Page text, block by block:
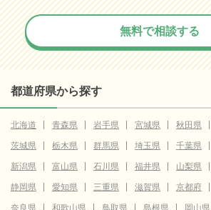
無料で相談する
都道府県から探す
北海道 青森県 岩手県 宮城県 秋田県
茨城県
栃木県 群馬県 埼玉県 千葉県
新潟県
富山県 石川県 福井県 山梨県
静岡県
愛知県 三重県 滋賀県 京都府
奈良県
和歌山県 鳥取県 島根県 岡山県